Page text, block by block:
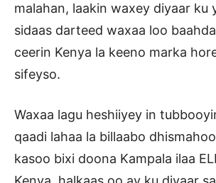
malahan, laakin waxey diyaar ku
sidaas darteed waxaa loo
ceerin Kenya la keeno marka
sifeyso.
Waxaa lagu heshiiyey in
qaadi lahaa la billaabo
kasoo bixi doona Kampala ilaa